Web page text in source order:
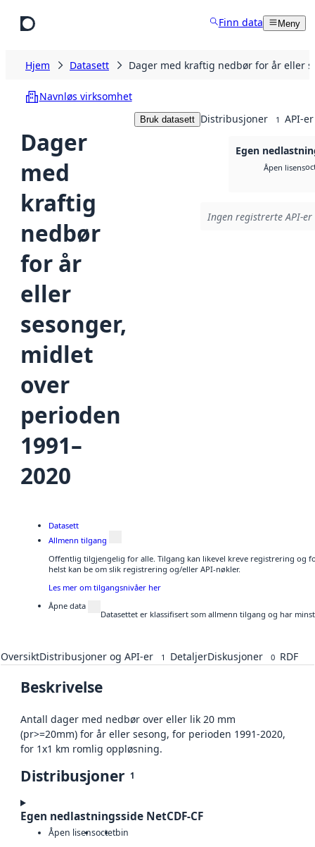
Finn data Meny
Hjem Datasett Dager med kraftig nedbør for år eller
Navnløs virksomhet
Dager
med
kraftig
nedbør
for år
eller
sesonger,
midlet
over
perioden
1991–
2020
Bruk datasett Distribusjoner 1 API-er
Egen
Åpen lisens
Ingen registrerte API-
Datasett
Allmenn tilgang
Offentlig tilgjengelig for alle. Tilgang kan likevel kreve registrering og
helst kan be om slik registrering og/eller API-nøkler.
Les mer om tilgangsnivåer her
Åpne data
Datasettet er klassifisert som allmenn tilgang og har
OversiktDistribusjoner og API-er 1 DetaljerDiskusjoner 0 RDF
Beskrivelse
Antall dager med nedbør over eller lik 20 mm
(pr>=20mm) for år eller sesong, for perioden 1991-2020,
for 1x1 km romlig oppløsning.
Distribusjoner 1
Egen nedlastningsside NetCDF-CF
Åpen lisensoctetbin